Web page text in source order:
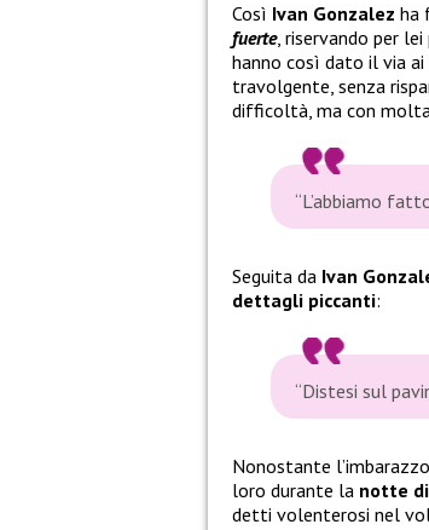
Così Ivan Gonzalez ha
fuerte, riservando per
hanno così dato il via
travolgente, senza
difficoltà, ma con
“L’abbiamo
Seguita da Ivan
dettagli piccanti:
“Distesi sul
Nonostante
loro durante la notte
detti volenterosi nel